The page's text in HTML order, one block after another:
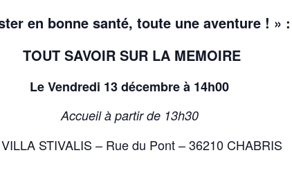
en bonne santé, toute une aventure ! » :
TOUT SAVOIR SUR LA MEMOIRE
Le Vendredi 13 décembre à 14h00
Accueil à partir de 13h30
STIVALIS – Rue du Pont – 36210 CHABRIS